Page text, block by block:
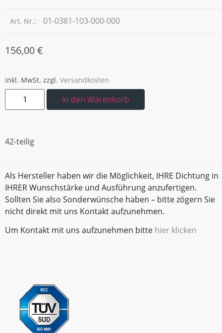
Art. Nr.: 01-0381-103-000-000
156,00€
inkl. MwSt. zzgl. Versandkosten
In den Warenkorb
42-teilig
Als Hersteller haben wir die Möglichkeit, IHRE Dichtung in
IHRER Wunschstärke und Ausführung anzufertigen.
Sollten Sie also Sonderwünsche haben – bitte zögern Sie
nicht direkt mit uns Kontakt aufzunehmen.
Um Kontakt mit uns aufzunehmen bitte hier klicken